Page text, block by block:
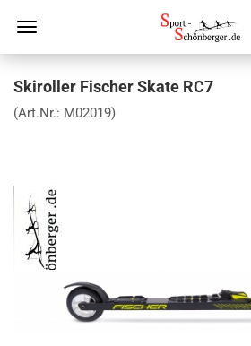
Skiroller Fischer Skate RC7
(Art.Nr.: M02019)